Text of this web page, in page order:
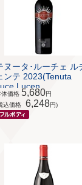
ヌータ･ルーチェ ル
ンテ 2023(Tenuta
Lucen...
体価格 5,680円
込価格
6,248円)